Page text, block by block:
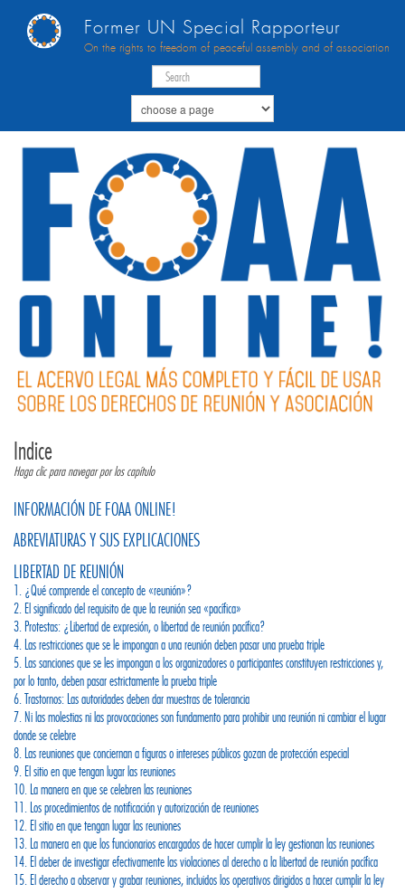
Former UN Special Rapporteur
On the rights to freedom of peaceful assembly and of association
Indice
Haga clic para navegar por los capítulo
INFORMACIÓN DE FOAA ONLINE!
ABREVIATURAS Y SUS EXPLICACIONES
LIBERTAD DE REUNIÓN
1. ¿Qué comprende el concepto de «reunión»?
2. El significado del requisito de que la reunión sea «pacífica»
3. Protestas: ¿Libertad de expresión, o libertad de reunión pacífica?
4. Las restricciones que se le impongan a una reunión deben pasar una prueba triple
5. Las sanciones que se les impongan a los organizadores o participantes constituyen restricciones y,
por lo tanto, deben pasar estrictamente la prueba triple
6. Trastornos: Las autoridades deben dar muestras de tolerancia
7. Ni las molestias ni las provocaciones son fundamento para prohibir una reunión ni cambiar el lugar
donde se celebre
8. Las reuniones que conciernan a figuras o intereses públicos gozan de protección especial
9. El sitio en que tengan lugar las reuniones
10. La manera en que se celebren las reuniones
11. Los procedimientos de notificación y autorización de reuniones
12. El sitio en que tengan lugar las reuniones
13. La manera en que los funcionarios encargados de hacer cumplir la ley gestionan las reuniones
14. El deber de investigar efectivamente las violaciones al derecho a la libertad de reunión pacífica
15. El derecho a observar y grabar reuniones, incluidos los operativos dirigidos a hacer cumplir la ley